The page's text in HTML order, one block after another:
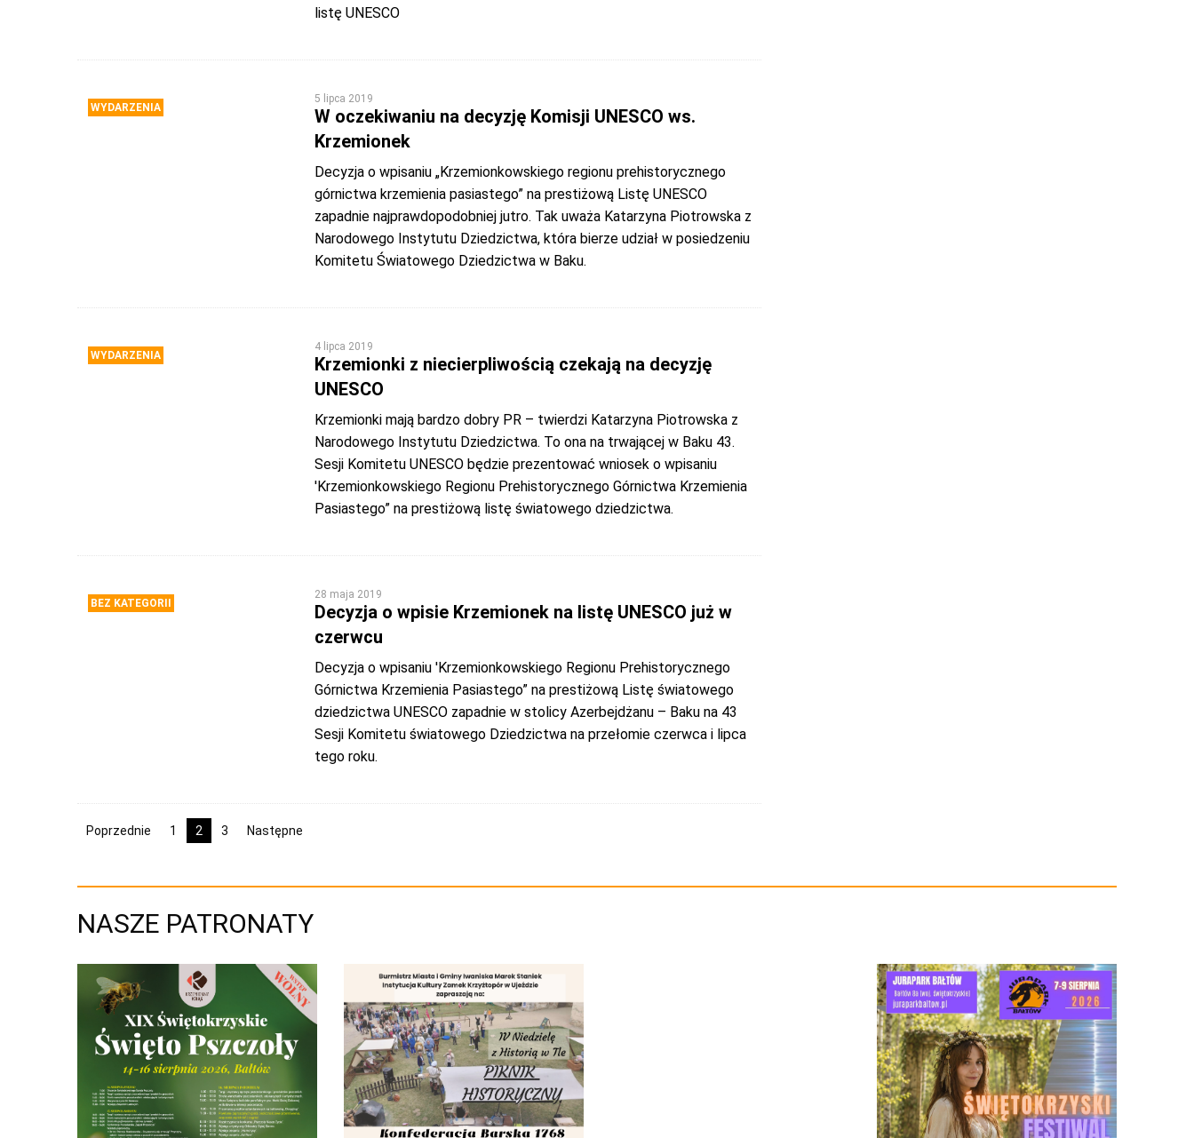
listę UNESCO
WYDARZENIA
5 lipca 2019
W oczekiwaniu na decyzję Komisji UNESCO ws.
Krzemionek
Decyzja o wpisaniu „Krzemionkowskiego regionu prehistorycznego
górnictwa krzemienia pasiastego” na prestiżową Listę UNESCO
zapadnie najprawdopodobniej jutro. Tak uważa Katarzyna Piotrowska z
Narodowego Instytutu Dziedzictwa, która bierze udział w posiedzeniu
Komitetu Światowego Dziedzictwa w Baku.
WYDARZENIA
4 lipca 2019
Krzemionki z niecierpliwością czekają na decyzję
UNESCO
Krzemionki mają bardzo dobry PR – twierdzi Katarzyna Piotrowska z
Narodowego Instytutu Dziedzictwa. To ona na trwającej w Baku 43.
Sesji Komitetu UNESCO będzie prezentować wniosek o wpisaniu
'Krzemionkowskiego Regionu Prehistorycznego Górnictwa Krzemienia
Pasiastego” na prestiżową listę światowego dziedzictwa.
BEZ KATEGORII
28 maja 2019
Decyzja o wpisie Krzemionek na listę UNESCO już w
czerwcu
Decyzja o wpisaniu 'Krzemionkowskiego Regionu Prehistorycznego
Górnictwa Krzemienia Pasiastego” na prestiżową Listę światowego
dziedzictwa UNESCO zapadnie w stolicy Azerbejdżanu – Baku na 43
Sesji Komitetu światowego Dziedzictwa na przełomie czerwca i lipca
tego roku.
Poprzednie 1 2 3 Następne
NASZE PATRONATY